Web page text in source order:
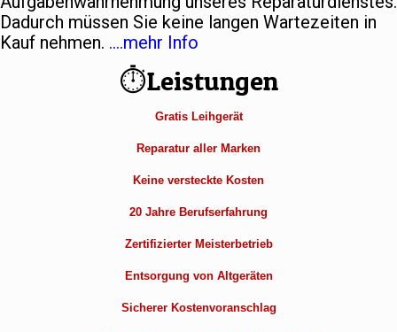
Dadurch müssen Sie keine langen Wartezeiten in
Kauf nehmen. ….mehr Info
⏱Leistungen
Gratis Leihgerät
Reparatur aller Marken
Keine versteckte Kosten
20 Jahre Berufserfahrung
Zertifizierter Meisterbetrieb
Entsorgung von Altgeräten
Sicherer Kostenvoranschlag